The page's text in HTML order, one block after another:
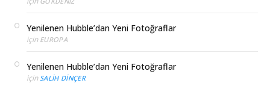
Yenilenen Hubble’dan Yeni Fotoğraflar
için EUROPA
Yenilenen Hubble’dan Yeni Fotoğraflar
için SALIH DINÇER